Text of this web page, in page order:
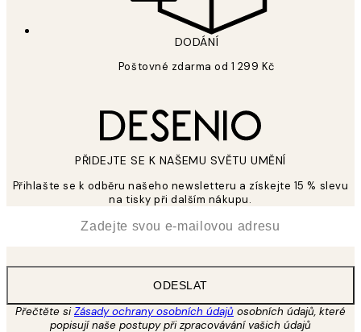
DODÁNÍ
Poštovné zdarma od 1 299 Kč
PŘIDEJTE SE K NAŠEMU SVĚTU UMĚNÍ
Přihlašte se k odběru našeho newsletteru a získejte 15 % slevu
na tisky při dalším nákupu.
ODESLAT
Přečtěte siZásady ochrany osobních údajů osobních údajů, které
popisují naše postupy při zpracovávání vašich údajů